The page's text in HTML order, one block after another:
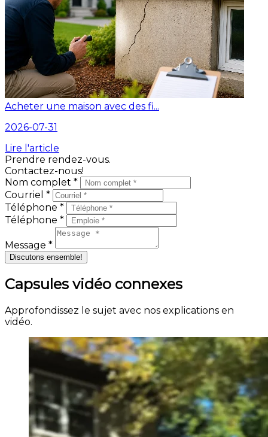
Acheter une maison avec des fi...
2026-07-31
Lire l'article
Prendre rendez-vous.
Contactez-nous!
Nom complet *
Courriel *
Téléphone *
Téléphone *
Message *
Discutons ensemble!
Capsules vidéo connexes
Approfondissez le sujet avec nos explications en
vidéo.